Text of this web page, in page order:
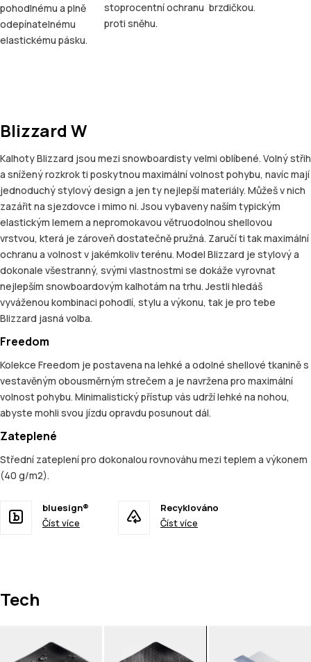
pohodlnému a plně
odepínatelnému
elastickému pásku.
stoprocentní ochranu
proti sněhu.
brzdičkou.
Blizzard W
Kalhoty Blizzard jsou mezi snowboardisty velmi oblíbené. Volný střih
a snížený rozkrok ti poskytnou maximální volnost pohybu, navíc mají
jednoduchý stylový design a jen ty nejlepší materiály. Můžeš v nich
zazářit na sjezdovce i mimo ni. Jsou vybaveny naším typickým
elastickým lemem a nepromokavou větruodolnou shellovou
vrstvou, která je zároveň dostatečně pružná. Zaručí ti tak maximální
ochranu a volnost v jakémkoliv terénu. Model Blizzard je stylový a
dokonale všestranný, svými vlastnostmi se dokáže vyrovnat
nejlepším snowboardovým kalhotám na trhu. Jestli hledáš
vyváženou kombinaci pohodlí, stylu a výkonu, tak je pro tebe
Blizzard jasná volba.
Freedom
Kolekce Freedom je postavena na lehké a odolné shellové tkanině s
vestavěným obousměrným strečem a je navržena pro maximální
volnost pohybu. Minimalistický přístup vás udrží lehké na nohou,
abyste mohli svou jízdu opravdu posunout dál.
Zateplené
Střední zateplení pro dokonalou rovnováhu mezi teplem a výkonem
(40 g/m2).
bluesign®
Číst více
Recyklováno
Číst více
Tech